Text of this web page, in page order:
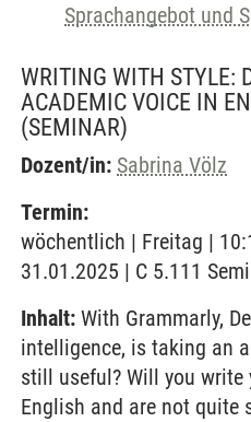
Sprachangebot und
WRITING WITH STYLE:
ACADEMIC VOICE IN
(SEMINAR)
Dozent/in: Sabrina Völz
Termin:
wöchentlich | Freitag |
31.01.2025 | C 5.111
Inhalt: With Grammarly,
intelligence, is taking an
still useful? Will you write
English and are not quite